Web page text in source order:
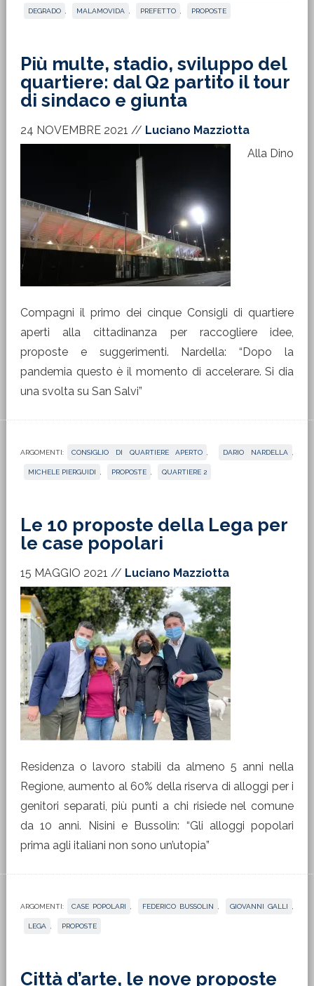
DEGRADO MALAMOVIDA PREFETTO PROPOSTE
Più multe, stadio, sviluppo del
quartiere: dal Q2 partito il tour
di sindaco e giunta
24 NOVEMBRE 2021 // Luciano Mazziotta
Alla Dino
Compagni il primo dei cinque Consigli di quartiere
aperti alla cittadinanza per raccogliere idee,
proposte e suggerimenti. Nardella: “Dopo la
pandemia questo è il momento di accelerare. Si dia
una svolta su San Salvi”
ARGOMENTI: CONSIGLIO DI QUARTIERE APERTO DARIO NARDELLA
MICHELE PIERGUIDI PROPOSTE QUARTIERE 2
Le 10 proposte della Lega per
le case popolari
15 MAGGIO 2021 // Luciano Mazziotta
Residenza o lavoro stabili da almeno 5 anni nella
Regione, aumento al 60% della riserva di alloggi per i
genitori separati, più punti a chi risiede nel comune
da 10 anni. Nisini e Bussolin: “Gli alloggi popolari
prima agli italiani non sono un’utopia”
ARGOMENTI: CASE POPOLARI FEDERICO BUSSOLIN GIOVANNI GALLI
LEGA PROPOSTE
Città d’arte, le nove proposte